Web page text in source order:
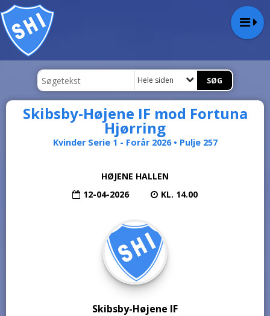
Hele siden
Skibsby-Højene IF mod Fortuna
Hjørring
Kvinder Serie 1 - Forår 2026 • Pulje 257
HØJENE HALLEN
12-04-2026
KL. 14.00
Skibsby-Højene IF